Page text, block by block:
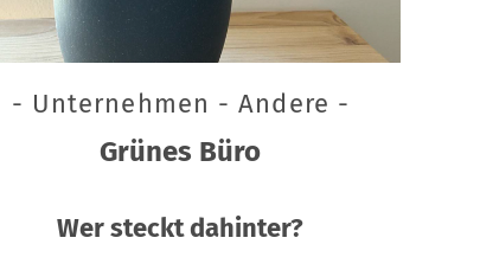
- Unternehmen - Andere -
Grünes Büro
Wer steckt dahinter?